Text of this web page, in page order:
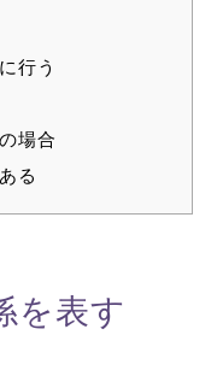
行う
場合
る
を表す